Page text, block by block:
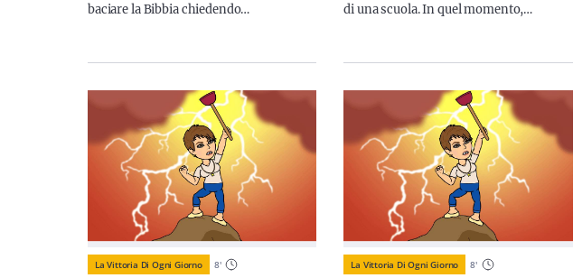
baciare la Bibbia chiedendo…
di una scuola. In quel momento,…
La Vittoria Di Ogni Giorno 8' La Vittoria Di Ogni Giorno 8'